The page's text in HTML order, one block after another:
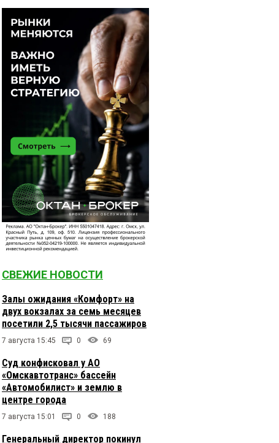
СВЕЖИЕ НОВОСТИ
Залы ожидания «Комфорт» на
двух вокзалах за семь месяцев
посетили 2,5 тысячи пассажиров
7 августа 15:45 0 69
Суд конфисковал у АО
«Омскавтотранс» бассейн
«Автомобилист» и землю в
центре города
7 августа 15:01 0 188
Генеральный директор покинул